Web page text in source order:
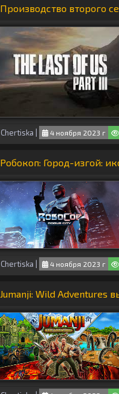
Производство второго
Chertiska | 4 ноября 2023 г
Робокоп: Город-изгой:
Chertiska 4 ноября 2023 г
Jumanji: Wild Adventures